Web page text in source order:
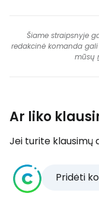
Šiame straipsnyje
redakcinė komanda
mūsų
Ar liko
Jei turite klausimų
Pridėti